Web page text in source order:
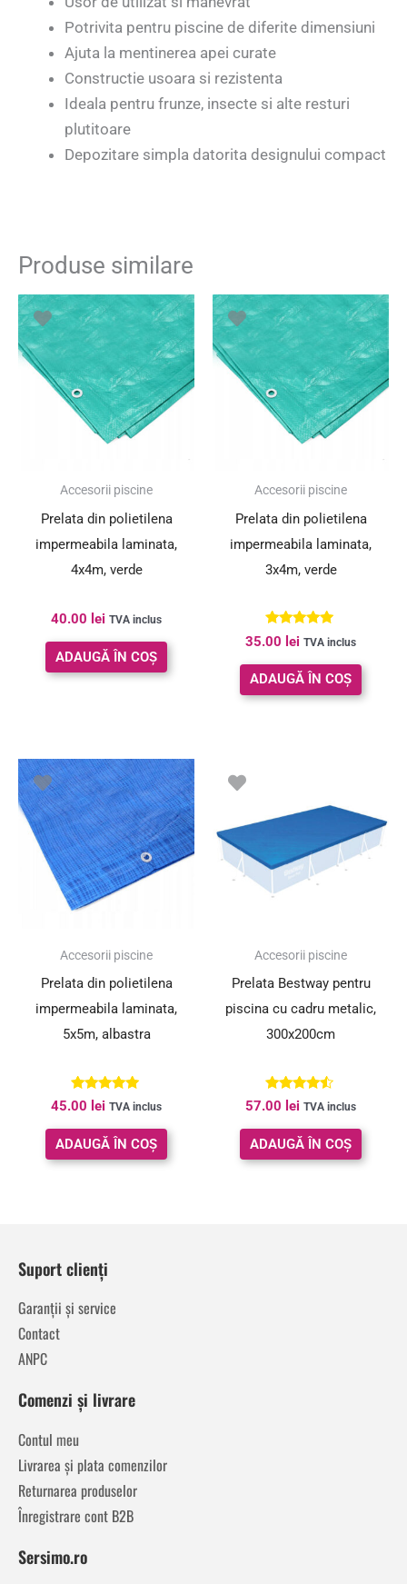
Potrivita pentru piscine de diferite dimensiuni
Ajuta la mentinerea apei curate
Constructie usoara si rezistenta
Ideala pentru frunze, insecte si alte resturi
plutitoare
Depozitare simpla datorita designului compact
Produse similare
Accesorii piscine
Prelata din polietilena
impermeabila laminata,
4x4m, verde
40.00 lei TVA inclus
ADAUGĂ ÎN COȘ
Accesorii piscine
Prelata din polietilena
impermeabila laminata,
3x4m, verde
Evaluat la
5.00
din 5
35.00 lei TVA inclus
ADAUGĂ ÎN COȘ
Accesorii piscine
Prelata din polietilena
impermeabila laminata,
5x5m, albastra
Evaluat la
5.00
din 5
45.00 lei TVA inclus
ADAUGĂ ÎN COȘ
Accesorii piscine
Prelata Bestway pentru
piscina cu cadru metalic,
300x200cm
Evaluat la
4.33
din 5
57.00 lei TVA inclus
ADAUGĂ ÎN COȘ
Suport clienți
Garanții și service
Contact
ANPC
Comenzi și livrare
Contul meu
Livrarea și plata comenzilor
Returnarea produselor
Înregistrare cont B2B
Sersimo.ro